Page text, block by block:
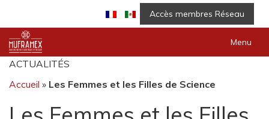
Accès membres Réseau
Menu
ACTUALITÉS
Accueil » Les Femmes et les Filles de Science